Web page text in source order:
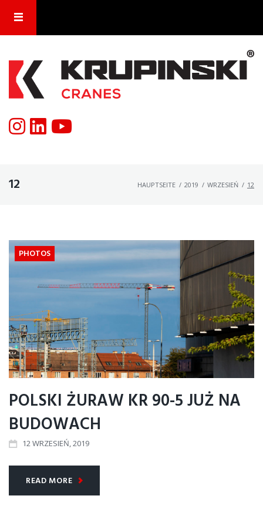
12 HAUPTSEITE / 2019 / WRZESIEŃ / 12
PHOTOS
POLSKI ŻURAW KR 90-5 JUŻ NA
BUDOWACH
12WRZESIEŃ, 2019
READ MORE